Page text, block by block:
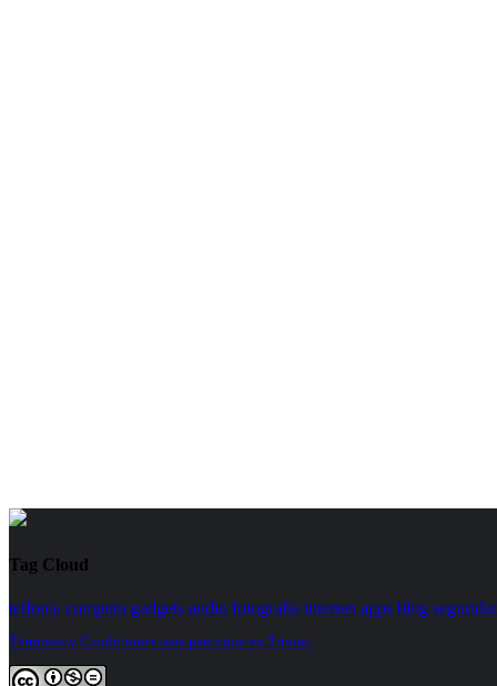
Tag Cloud
telfonia computo gadgets audio fotografia internet apps blog
Términos y Condiciones para participar en Trivias.